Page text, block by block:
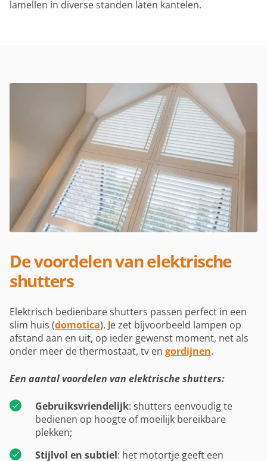
lamellen in diverse standen laten kantelen.
De voordelen van elektrische
shutters
Elektrisch bedienbare shutters passen perfect in een
slim huis (domotica). Je zet bijvoorbeeld lampen op
afstand aan en uit, op ieder gewenst moment, net als
onder meer de thermostaat, tv en gordijnen.
Een aantal voordelen van elektrische shutters:
Gebruiksvriendelijk: shutters eenvoudig te
bedienen op hoogte of moeilijk bereikbare
plekken;
Stijlvol en subtiel: het motortje geeft een